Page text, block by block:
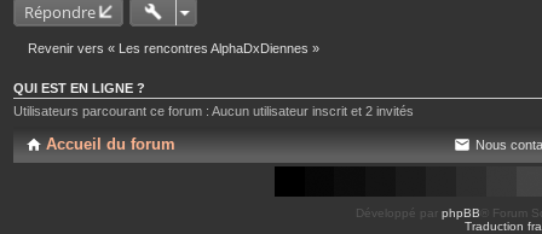
Répondre
Revenir vers « Les rencontres AlphaDxDiennes »
QUI EST EN LIGNE ?
Utilisateurs parcourant ce forum : Aucun utilisateur inscrit et 2 invités
Accueil du forum Nous
Développé par phpBB ® Forum
Traduction